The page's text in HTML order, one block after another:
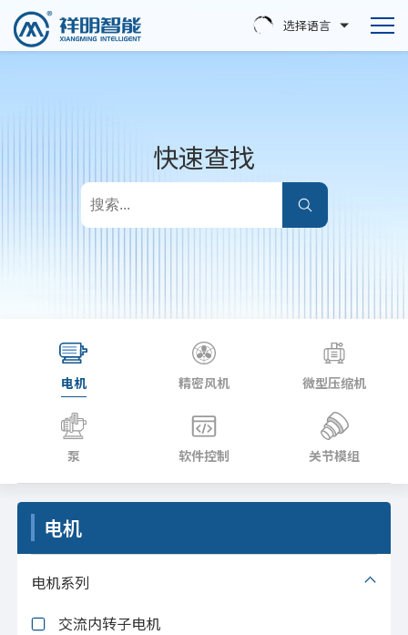
选择语言
快速查找
电机 精密风机 微型压缩机
泵 软件控制 关节模组
电机
电机系列
交流内转子电机